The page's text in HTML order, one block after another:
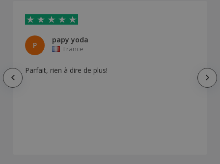
P
papy yoda
France
Parfait, rien à dire de plus!